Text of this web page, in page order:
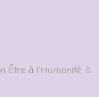
Être à l’Humanité, à